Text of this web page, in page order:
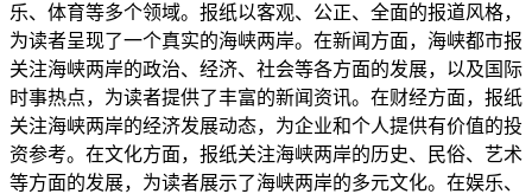
乐、体育等多个领域。报纸以客观、公正、全面的报道风格，
为读者呈现了一个真实的海峡两岸。在新闻方面，海峡都市报
关注海峡两岸的政治、经济、社会等各方面的发展，以及国际
时事热点，为读者提供了丰富的新闻资讯。在财经方面，报纸
关注海峡两岸的经济发展动态，为企业和个人提供有价值的投
资参考。在文化方面，报纸关注海峡两岸的历史、民俗、艺术
等方面的发展，为读者展示了海峡两岸的多元文化。在娱乐、